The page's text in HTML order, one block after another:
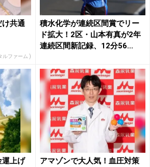
け共通
ルファーム )
積水化学が連続区間賞でリー
ド拡大！2区・山本有真が2年
連続区間新記録、12分56...
運上げ
アマゾンで大人気！血圧対策